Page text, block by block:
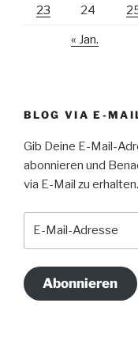
23 24
« Jan.
BLOG VIA E-
Gib Deine E-Mail-
abonnieren und
via E-Mail zu erhalten.
Abonnieren